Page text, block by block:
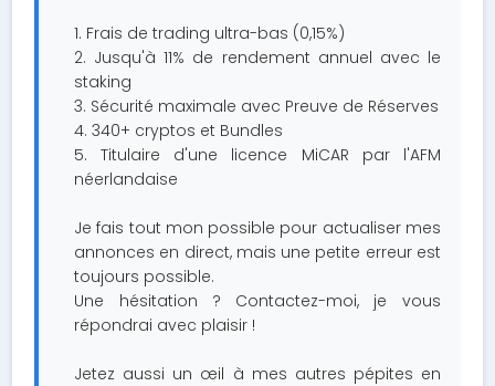
1. Frais de trading ultra-bas (0,15%)
2. Jusqu'à 11% de rendement annuel avec le
staking
3. Sécurité maximale avec Preuve de Réserves
4. 340+ cryptos et Bundles
5. Titulaire d'une licence MiCAR par l'AFM
néerlandaise
Je fais tout mon possible pour actualiser mes
annonces en direct, mais une petite erreur est
toujours possible.
Une hésitation ? Contactez-moi, je vous
répondrai avec plaisir !
Jetez aussi un œil à mes autres pépites en